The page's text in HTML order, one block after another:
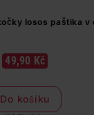
losos paštika v
49,90 Kč
Do košíku